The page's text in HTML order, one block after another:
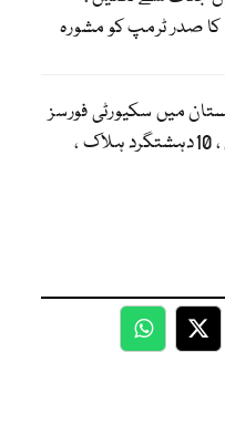
صدر ٹرمپ کو مشورہ
میں سکیورٹی فورسز
کی کارروائیاں ، 10دہشتگرد ہلاک ،